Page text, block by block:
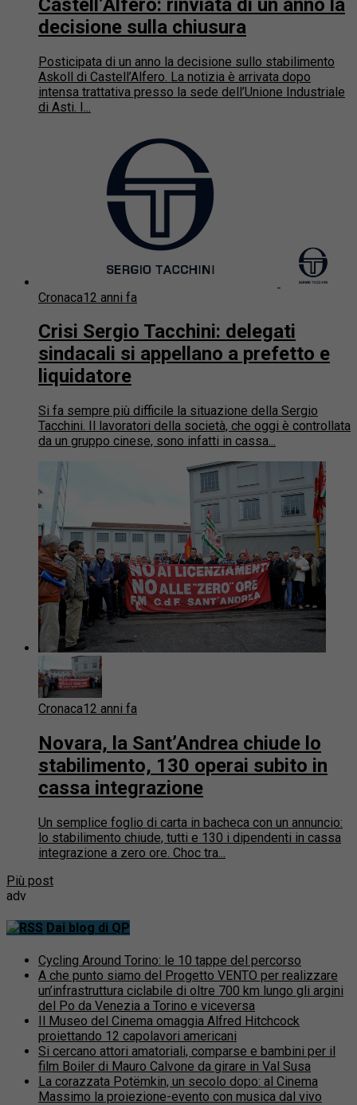
decisione sulla chiusura
Posticipata di un anno la decisione sullo stabilimento
Askoll di Castell’Alfero. La notizia è arrivata dopo
intensa trattativa presso la sede dell’Unione Industriale
di Asti. I...
Cronaca12 anni fa
Crisi Sergio Tacchini: delegati
sindacali si appellano a prefetto e
liquidatore
Si fa sempre più difficile la situazione della Sergio
Tacchini. Il lavoratori della società, che oggi è controllata
da un gruppo cinese, sono infatti in cassa...
Cronaca12 anni fa
Novara, la Sant’Andrea chiude lo
stabilimento, 130 operai subito in
cassa integrazione
Un semplice foglio di carta in bacheca con un annuncio:
lo stabilimento chiude, tutti e 130 i dipendenti in cassa
integrazione a zero ore. Choc tra...
Più post
adv
Dai blog di QP
Cycling Around Torino: le 10 tappe del percorso
A che punto siamo del Progetto VENTO per realizzare
un’infrastruttura ciclabile di oltre 700 km lungo gli argini
del Po da Venezia a Torino e viceversa
Il Museo del Cinema omaggia Alfred Hitchcock
proiettando 12 capolavori americani
Si cercano attori amatoriali, comparse e bambini per il
film Boiler di Mauro Calvone da girare in Val Susa
La corazzata Potëmkin, un secolo dopo: al Cinema
Massimo la proiezione-evento con musica dal vivo